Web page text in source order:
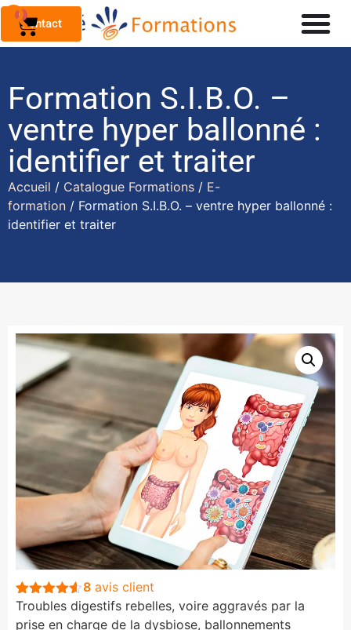
Contact
0
Formation S.I.B.O. –
ventre hyper ballonné :
identifier et traiter
Accueil / Catalogue Formations / E-
formation / Formation S.I.B.O. – ventre hyper ballonné :
identifier et traiter
Noté4.5
sur 5
8
8 avis client
Troubles digestifs rebelles, voire aggravés par la
prise en charge de la dysbiose, ballonnements